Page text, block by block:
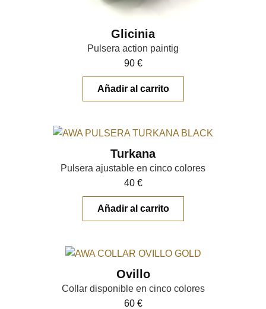
Glicinia
Pulsera action paintig
90 €
Añadir al carrito
Turkana
Pulsera ajustable en cinco colores
40 €
Añadir al carrito
Ovillo
Collar disponible en cinco colores
60 €